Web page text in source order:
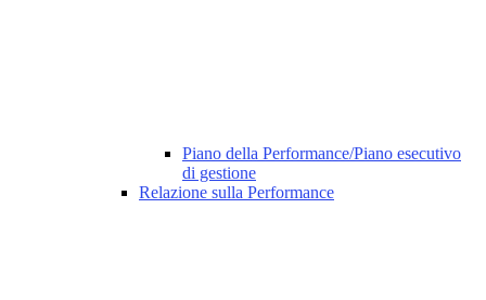
Piano della Performance/Piano esecutivo
di gestione
Relazione sulla Performance